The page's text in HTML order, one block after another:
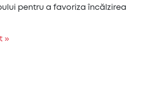
pentru a favoriza încălzirea
»